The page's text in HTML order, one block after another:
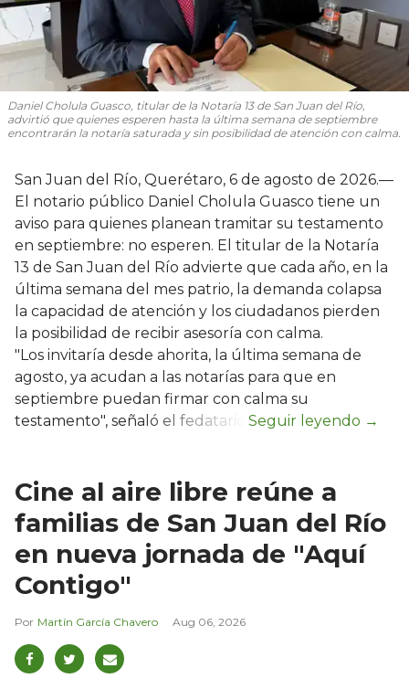
Daniel Cholula Guasco, titular de la Notaría 13 de San Juan del Río,
advirtió que quienes esperen hasta la última semana de septiembre
encontrarán la notaría saturada y sin posibilidad de atención con calma.
San Juan del Río, Querétaro, 6 de agosto de 2026.—
El notario público Daniel Cholula Guasco tiene un
aviso para quienes planean tramitar su testamento
en septiembre: no esperen. El titular de la Notaría
13 de San Juan del Río advierte que cada año, en la
última semana del mes patrio, la demanda colapsa
la capacidad de atención y los ciudadanos pierden
la posibilidad de recibir asesoría con calma.
"Los invitaría desde ahorita, la última semana de
agosto, ya acudan a las notarías para que en
septiembre puedan firmar con calma su
testamento", señaló el fedatario.
Cine al aire libre reúne a
familias de San Juan del Río
en nueva jornada de "Aquí
Contigo"
Martín García Chavero Aug 06, 2026